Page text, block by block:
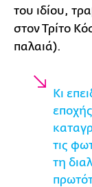
του ιδίου,
στον Τρίτο
παλαιά).
Κι
τις
τη